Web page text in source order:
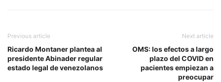
Previous article
Ricardo Montaner plantea al
presidente Abinader regular
estado legal de venezolanos
Next article
OMS: los efectos a largo
plazo del COVID en
pacientes empiezan a
preocupar